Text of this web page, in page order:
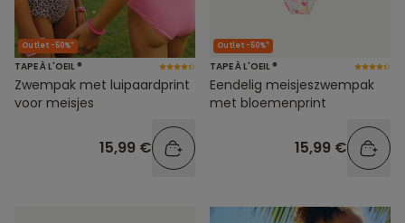
Outlet -50%*
TAPE À L'OEIL ®
Zwempak met luipaardprint
voor meisjes
15,99 €
Outlet -50%*
TAPE À L'OEIL ®
Eendelig meisjeszwempak
met bloemenprint
15,99 €